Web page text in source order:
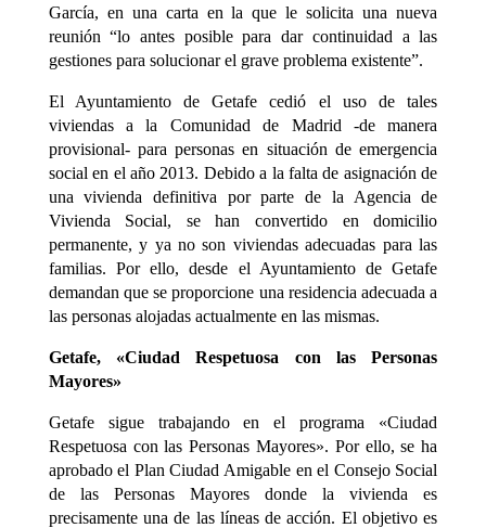
García, en una carta en la que le solicita una nueva
reunión “lo antes posible para dar continuidad a las
gestiones para solucionar el grave problema existente”.
El Ayuntamiento de Getafe cedió el uso de tales
viviendas a la Comunidad de Madrid -de manera
provisional- para personas en situación de emergencia
social en el año 2013. Debido a la falta de asignación de
una vivienda definitiva por parte de la Agencia de
Vivienda Social, se han convertido en domicilio
permanente, y ya no son viviendas adecuadas para las
familias. Por ello, desde el Ayuntamiento de Getafe
demandan que se proporcione una residencia adecuada a
las personas alojadas actualmente en las mismas.
Getafe, «Ciudad Respetuosa con las Personas
Mayores»
Getafe sigue trabajando en el programa «Ciudad
Respetuosa con las Personas Mayores». Por ello, se ha
aprobado el Plan Ciudad Amigable en el Consejo Social
de las Personas Mayores donde la vivienda es
precisamente una de las líneas de acción. El objetivo es